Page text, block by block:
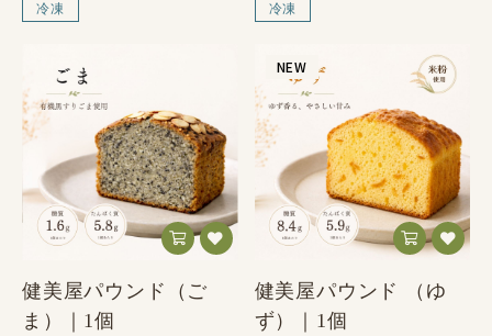
冷凍 冷凍
健美屋パウンド（ご
ま）｜1個
NEW
健美屋パウンド （ゆ
ず）｜1個